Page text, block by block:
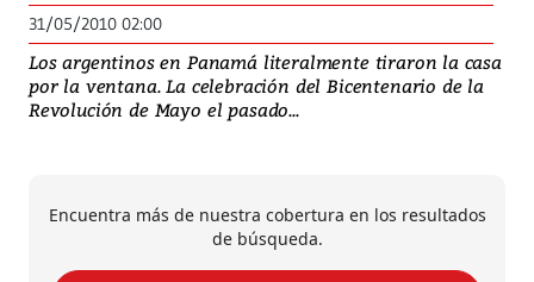
31/05/2010 02:00
Los argentinos en Panamá literalmente tiraron la casa
por la ventana. La celebración del Bicentenario de la
Revolución de Mayo el pasado...
Encuentra más de nuestra cobertura en los resultados
de búsqueda.